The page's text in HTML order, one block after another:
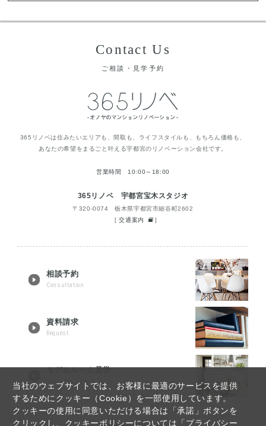
当社のウェブサイトでは、お客様に最適のサービスを提供
するためにクッキー（Cookie）を一部使用しています。
クッキーの使用に同意いただける場合は「承諾」ボタンを
クリックし、クッキーポリシーについては「プライバシー
Contact Us
ご相談・見学予約
365リノベは住みたいエリアも、間取も、ライフスタイルも、もちろん価格も、
あなたの希望をまるごと叶える宇都宮のリノベーション会社です。
営業時間 10:00～18:00
365リノベ 宇都宮宝木スタジオ
〒320-0074 栃木県宇都宮市細谷町2602
[交通案内 ]
相談予約
Consultation
資料請求
Request
モデルルーム見学
Tour reservation